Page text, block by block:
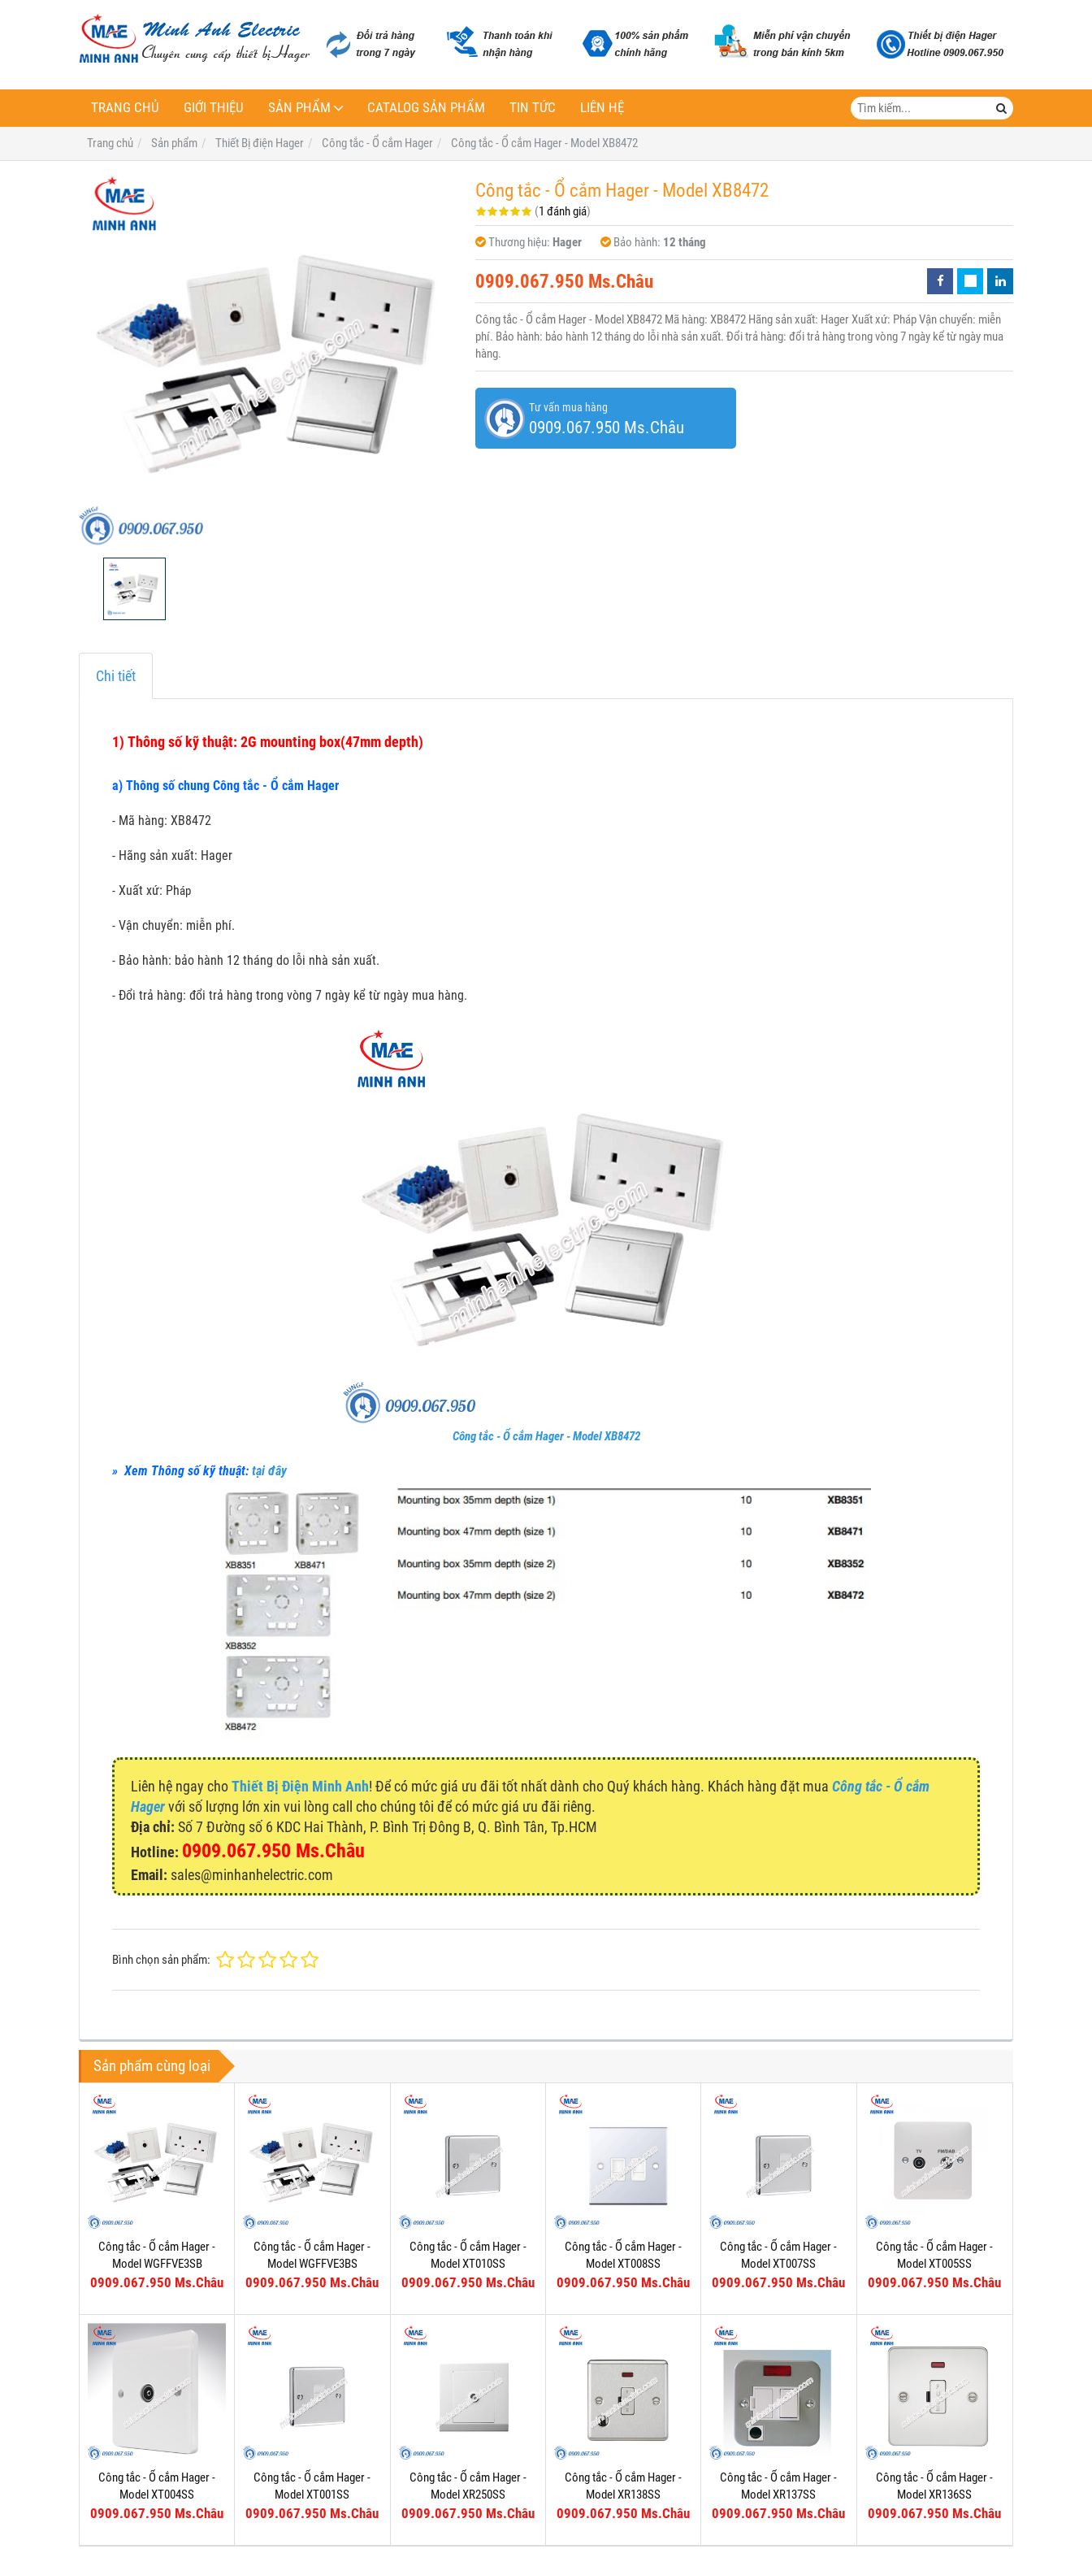
TRANG CHỦ GIỚI THIỆU SẢN PHẨM CATALOG SẢN PHẨM TIN TỨC LIÊN HỆ
Trang chủ Sản phẩm Thiết Bị điện Hager Công tắc - Ổ cắm Hager Công tắc - Ổ cắm Hager - Model XB8472
Công tắc - Ổ cắm Hager - Model XB8472
(1 đánh giá)
Thương hiệu: Hager Bảo hành: 12 tháng
0909.067.950 Ms.Châu
Công tắc - Ổ cắm Hager - Model XB8472 Mã hàng: XB8472 Hãng sản xuất: Hager Xuất xứ: Pháp Vận chuyển: miễn
phí. Bảo hành: bảo hành 12 tháng do lỗi nhà sản xuất. Đổi trả hàng: đổi trả hàng trong vòng 7 ngày kể từ ngày mua
hàng.
Tư vấn mua hàng
0909.067.950 Ms.Châu
Chi tiết
1) Thông số kỹ thuật: 2G mounting box(47mm depth)
a) Thông số chung Công tắc - Ổ cắm Hager
- Mã hàng: XB8472
- Hãng sản xuất: Hager
- Xuất xứ: Pháp
- Vận chuyển: miễn phí.
- Bảo hành: bảo hành 12 tháng do lỗi nhà sản xuất.
- Đổi trả hàng: đổi trả hàng trong vòng 7 ngày kể từ ngày mua hàng.
Công tắc - Ổ cắm Hager - Model XB8472
» Xem Thông số kỹ thuật: tại đây
Liên hệ ngay choThiết Bị Điện Minh Anh! Để có mức giá ưu đãi tốt nhất dành cho Quý khách hàng. Khách hàng đặt mua Công tắc - Ổ cắm
Hagervới số lượng lớn xin vui lòng call cho chúng tôi để có mức giá ưu đãi riêng.
Địa chỉ: Số 7 Đường số 6 KDC Hai Thành, P. Bình Trị Đông B, Q. Bình Tân, Tp.HCM
Hotline: 0909.067.950 Ms.Châu
Email: sales@minhanhelectric.com
Bình chọn sản phẩm:
Sản phẩm cùng loại
Công tắc - Ổ cắm Hager -
Model WGFFVE3SB
0909.067.950 Ms.Châu
Công tắc - Ổ cắm Hager -
Model WGFFVE3BS
0909.067.950 Ms.Châu
Công tắc - Ổ cắm Hager -
Model XT010SS
0909.067.950 Ms.Châu
Công tắc - Ổ cắm Hager -
Model XT008SS
0909.067.950 Ms.Châu
Công tắc - Ổ cắm Hager -
Model XT007SS
0909.067.950 Ms.Châu
Công tắc - Ổ cắm Hager -
Model XT005SS
0909.067.950 Ms.Châu
Công tắc - Ổ cắm Hager -
Model XT004SS
0909.067.950 Ms.Châu
Công tắc - Ổ cắm Hager -
Model XT001SS
0909.067.950 Ms.Châu
Công tắc - Ổ cắm Hager -
Model XR250SS
0909.067.950 Ms.Châu
Công tắc - Ổ cắm Hager -
Model XR138SS
0909.067.950 Ms.Châu
Công tắc - Ổ cắm Hager -
Model XR137SS
0909.067.950 Ms.Châu
Công tắc - Ổ cắm Hager -
Model XR136SS
0909.067.950 Ms.Châu